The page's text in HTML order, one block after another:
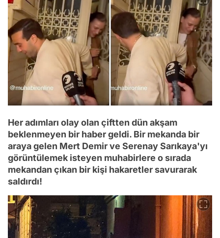
Her adımları olay olan çiftten dün akşam
beklenmeyen bir haber geldi. Bir mekanda bir
araya gelen Mert Demir ve Serenay Sarıkaya'yı
görüntülemek isteyen muhabirlere o sırada
mekandan çıkan bir kişi hakaretler savurarak
saldırdı!